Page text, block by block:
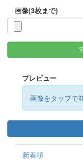
画像(3枚まで)
プレビュー
画像をタップで
新着順